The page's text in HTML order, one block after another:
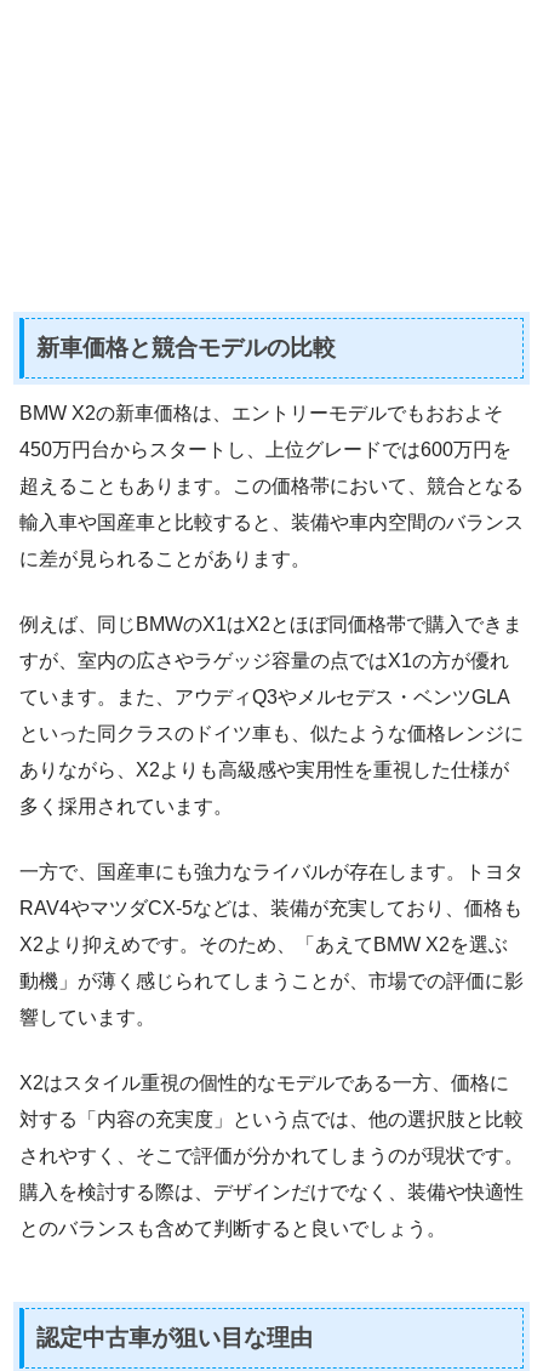
新車価格と競合モデルの比較
BMW X2の新車価格は、エントリーモデルでもおおよそ
450万円台からスタートし、上位グレードでは600万円を
超えることもあります。この価格帯において、競合となる
輸入車や国産車と比較すると、装備や車内空間のバランス
に差が見られることがあります。
例えば、同じBMWのX1はX2とほぼ同価格帯で購入できま
すが、室内の広さやラゲッジ容量の点ではX1の方が優れ
ています。また、アウディQ3やメルセデス・ベンツGLA
といった同クラスのドイツ車も、似たような価格レンジに
ありながら、X2よりも高級感や実用性を重視した仕様が
多く採用されています。
一方で、国産車にも強力なライバルが存在します。トヨタ
RAV4やマツダCX-5などは、装備が充実しており、価格も
X2より抑えめです。そのため、「あえてBMW X2を選ぶ
動機」が薄く感じられてしまうことが、市場での評価に影
響しています。
X2はスタイル重視の個性的なモデルである一方、価格に
対する「内容の充実度」という点では、他の選択肢と比較
されやすく、そこで評価が分かれてしまうのが現状です。
購入を検討する際は、デザインだけでなく、装備や快適性
とのバランスも含めて判断すると良いでしょう。
認定中古車が狙い目な理由